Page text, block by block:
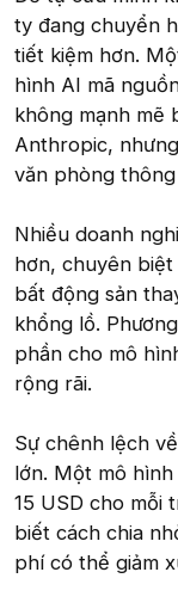
ty đang chuyển
tiết kiệm hơn.
hình AI mã
không mạnh mẽ
Anthropic,
văn phòng
Nhiều doanh
hơn, chuyên
bất động sản
khổng lồ.
phần cho mô
rộng rãi.
Sự chênh lệch
lớn. Một mô
15 USD cho mỗi
biết cách chia
phí có thể giảm